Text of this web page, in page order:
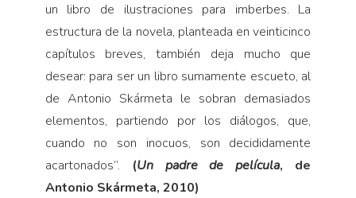
un libro de ilustraciones para imberbes. La
estructura de la novela, planteada en veinticinco
capítulos breves, también deja mucho que
desear: para ser un libro sumamente escueto, al
de Antonio Skármeta le sobran demasiados
elementos, partiendo por los diálogos, que,
cuando no son inocuos, son decididamente
acartonados”.
(Un padre de película, de
Antonio Skármeta, 2010)